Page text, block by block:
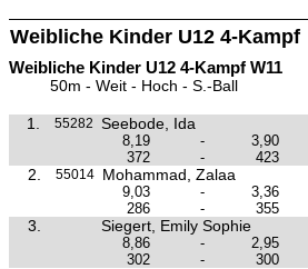
Weibliche Kinder U12 4-Kampf
Weibliche Kinder U12 4-Kampf W11
50m - Weit - Hoch - S.-Ball
1. 55282 Seebode, Ida
8,19 - 3,90
372
- 423
2. 55014 Mohammad, Zalaa
9,03 - 3,36
286
- 355
3. Siegert, Emily Sophie
8,86 - 2,95
302
- 300